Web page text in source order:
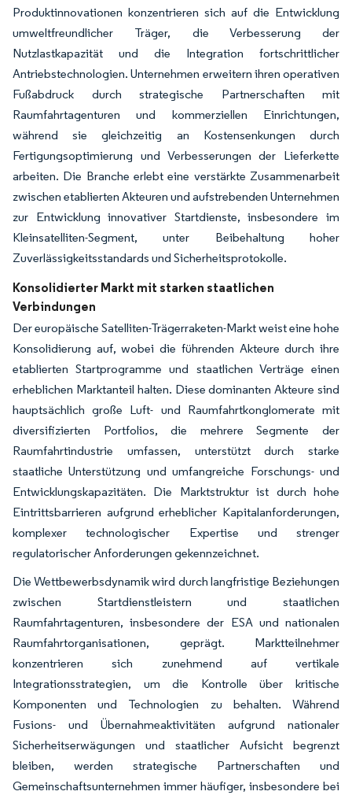
Produktinnovationen konzentrieren sich auf die Entwicklung
umweltfreundlicher Träger, die Verbesserung der
Nutzlastkapazität und die Integration fortschrittlicher
Antriebstechnologien. Unternehmen erweitern ihren operativen
Fußabdruck durch strategische Partnerschaften mit
Raumfahrtagenturen und kommerziellen Einrichtungen,
während sie gleichzeitig an Kostensenkungen durch
Fertigungsoptimierung und Verbesserungen der Lieferkette
arbeiten. Die Branche erlebt eine verstärkte Zusammenarbeit
zwischen etablierten Akteuren und aufstrebenden Unternehmen
zur Entwicklung innovativer Startdienste, insbesondere im
Kleinsatelliten-Segment, unter Beibehaltung hoher
Zuverlässigkeitsstandards und Sicherheitsprotokolle.
Konsolidierter Markt mit starken staatlichen
Verbindungen
Der europäische Satelliten-Trägerraketen-Markt weist eine hohe
Konsolidierung auf, wobei die führenden Akteure durch ihre
etablierten Startprogramme und staatlichen Verträge einen
erheblichen Marktanteil halten. Diese dominanten Akteure sind
hauptsächlich große Luft- und Raumfahrtkonglomerate mit
diversifizierten Portfolios, die mehrere Segmente der
Raumfahrtindustrie umfassen, unterstützt durch starke
staatliche Unterstützung und umfangreiche Forschungs- und
Entwicklungskapazitäten. Die Marktstruktur ist durch hohe
Eintrittsbarrieren aufgrund erheblicher Kapitalanforderungen,
komplexer technologischer Expertise und strenger
regulatorischer Anforderungen gekennzeichnet.
Die Wettbewerbsdynamik wird durch langfristige Beziehungen
zwischen Startdienstleistern und staatlichen
Raumfahrtagenturen, insbesondere der ESA und nationalen
Raumfahrtorganisationen, geprägt. Marktteilnehmer
konzentrieren sich zunehmend auf vertikale
Integrationsstrategien, um die Kontrolle über kritische
Komponenten und Technologien zu behalten. Während
Fusions- und Übernahmeaktivitäten aufgrund nationaler
Sicherheitserwägungen und staatlicher Aufsicht begrenzt
bleiben, werden strategische Partnerschaften und
Gemeinschaftsunternehmen immer häufiger, insbesondere bei